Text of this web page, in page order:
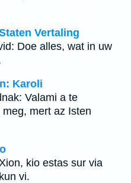
Vertaling
Doe alles, wat in uw
Karoli
Valami a te
mert az Isten
kio estas sur via
vi.